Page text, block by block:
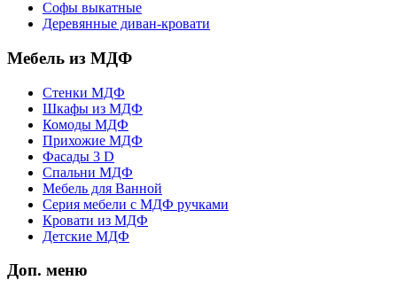
Софы выкатные
Деревянные диван-кровати
Мебель из МДФ
Стенки МДФ
Шкафы из МДФ
Комоды МДФ
Прихожие МДФ
Фасады 3 D
Спальни МДФ
Мебель для Ванной
Серия мебели с МДФ ручками
Кровати из МДФ
Детские МДФ
Доп. меню